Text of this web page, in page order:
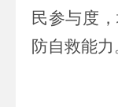
民参与度
防自救能力